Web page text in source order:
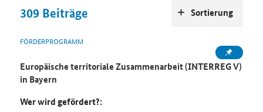
309 Beiträge
FÖRDERPROGRAMM
Europäische territoriale Zusammenarbeit (INTERREG V)
in Bayern
Wer wird gefördert?:
Sortierung